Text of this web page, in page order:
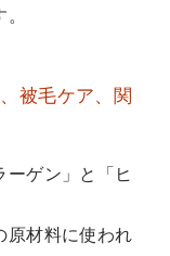
被毛ケア、関
ーゲン」と「ヒ
原材料に使われ